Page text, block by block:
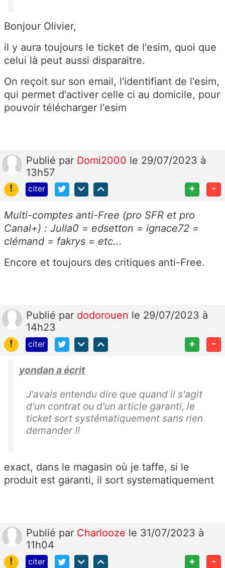
Bonjour Olivier,
il y aura toujours le ticket de l'esim, quoi que
celui là peut aussi disparaitre.
On reçoit sur son email, l'identifiant de l'esim,
qui permet d'activer celle ci au domicile, pour
pouvoir télécharger l'esim
Publié par Domi2000 le 29/07/2023 à
13h57
!
citer + -
Multi-comptes anti-Free (pro SFR et pro
Canal+) : Julla0 = edsetton = ignace72 =
clémand = fakrys = etc...
Encore et toujours des critiques anti-Free.
Publié par dodorouen le 29/07/2023 à
14h23
!
citer + -
yondan a écrit
J'avais entendu dire que quand il s'agit
d'un contrat ou d'un article garanti, le
ticket sort systématiquement sans rien
demander !!
exact, dans le magasin où je taffe, si le
produit est garanti, il sort systematiquement
Publié par Charlooze le 31/07/2023 à
11h04
!
citer + -